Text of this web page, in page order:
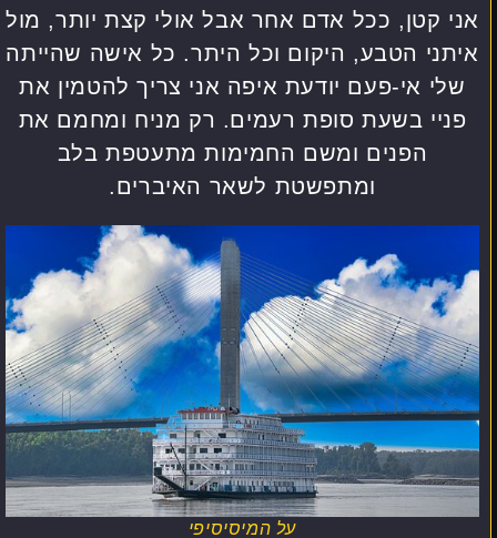
אני קטן, ככל אדם אחר אבל אולי קצת יותר, מול
איתני הטבע, היקום וכל היתר. כל אישה שהייתה
שלי אי-פעם יודעת איפה אני צריך להטמין את
פניי בשעת סופת רעמים. רק מניח ומחמם את
הפנים ומשם החמימות מתעטפת בלב
ומתפשטת לשאר האיברים.
על המיסיסיפי